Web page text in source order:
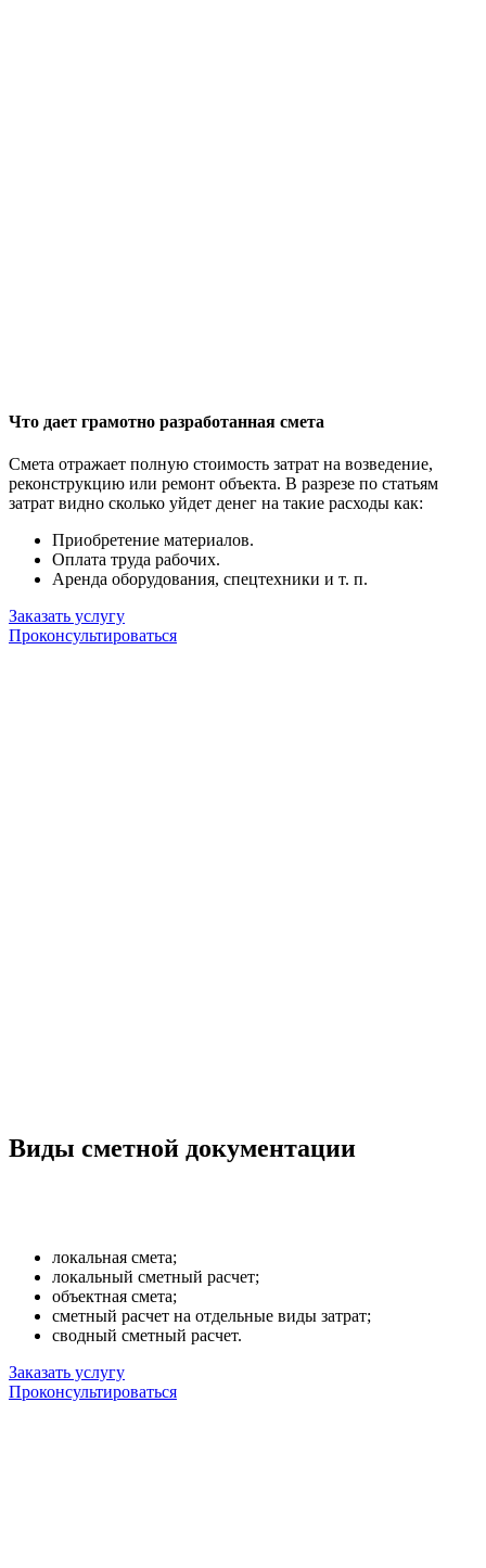
Что дает грамотно разработанная смета
Смета отражает полную стоимость затрат на возведение,
реконструкцию или ремонт объекта. В разрезе по статьям
затрат видно сколько уйдет денег на такие расходы как:
Приобретение материалов.
Оплата труда рабочих.
Аренда оборудования, спецтехники и т. п.
Заказать услугу
Проконсультироваться
Виды сметной документации
локальная смета;
локальный сметный расчет;
объектная смета;
сметный расчет на отдельные виды затрат;
сводный сметный расчет.
Заказать услугу
Проконсультироваться